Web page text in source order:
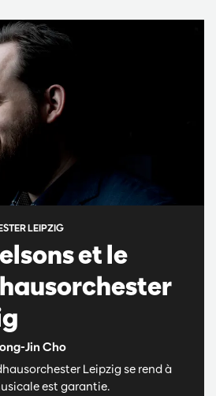
et le
Jin Cho
LEIPZIG
Leipzig se rend à
est garantie.